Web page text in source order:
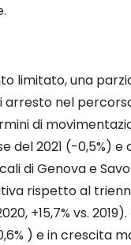
limitato, una
nel
di
2021 (-0,5%) e
di Genova e
rispetto al
+15,7% vs.
) e in crescita